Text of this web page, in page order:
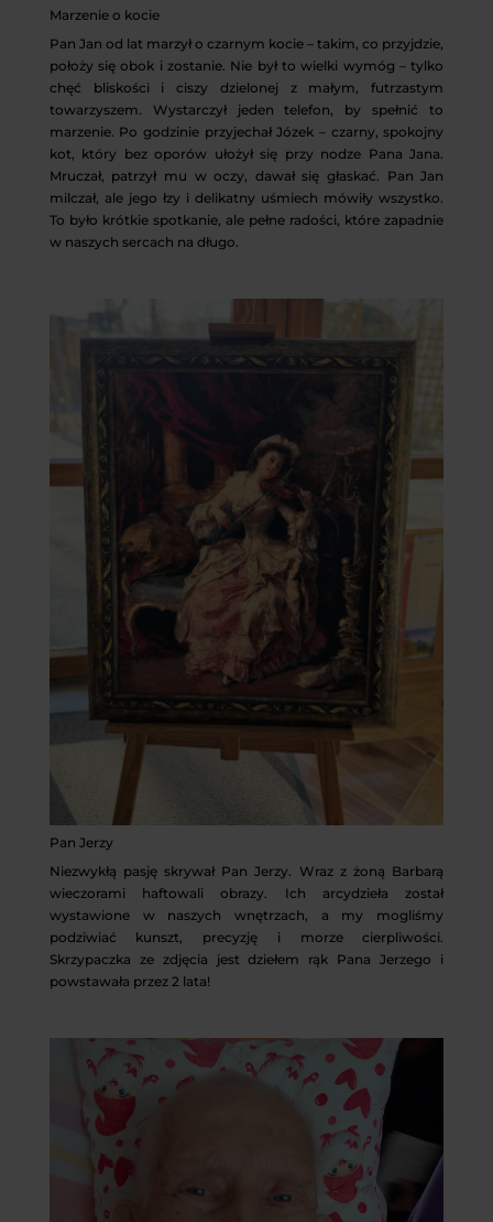
Marzenie o kocie
Pan Jan od lat marzył o czarnym kocie – takim, co przyjdzie,
położy się obok i zostanie. Nie był to wielki wymóg – tylko
chęć bliskości i ciszy dzielonej z małym, futrzastym
towarzyszem. Wystarczył jeden telefon, by spełnić to
marzenie. Po godzinie przyjechał Józek – czarny, spokojny
kot, który bez oporów ułożył się przy nodze Pana Jana.
Mruczał, patrzył mu w oczy, dawał się głaskać. Pan Jan
milczał, ale jego łzy i delikatny uśmiech mówiły wszystko.
To było krótkie spotkanie, ale pełne radości, które zapadnie
w naszych sercach na długo.
Pan Jerzy
Niezwykłą pasję skrywał Pan Jerzy. Wraz z żoną Barbarą
wieczorami haftowali obrazy. Ich arcydzieła został
wystawione w naszych wnętrzach, a my mogliśmy
podziwiać kunszt, precyzję i morze cierpliwości.
Skrzypaczka ze zdjęcia jest dziełem rąk Pana Jerzego i
powstawała przez 2 lata!